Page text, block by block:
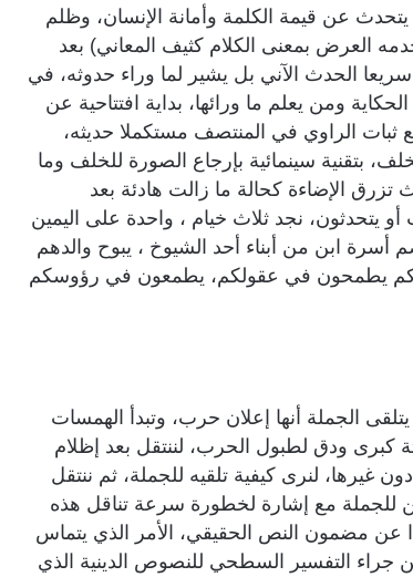
عن قيمة الكلمة وأمانة الإنسان، وظلم
العرض بمعنى الكلام كثيف المعاني) بعد
سريعا الحدث الآني بل يشير لما وراء حدوثه، في
ومن يعلم ما ورائها، بداية افتتاحية عن
ثبات الراوي في المنتصف مستكملا حديثه،
بتقنية سينمائية بإرجاع الصورة للخلف وما
الإضاءة كحالة ما زالت هادئة بعد
يتحدثون، نجد ثلاث خيام ، واحدة على اليمين
ابن من أبناء أحد الشيوخ ، يبوح والدهم
يطمحون في عقولكم، يطمعون في رؤوسكم
يتلقى الجملة أنها إعلان حرب، وتبدأ الهمسات
كبرى ودق لطبول الحرب، لننتقل بعد إظلام
غيرها، لنرى كيفية تلقيه للجملة، ثم ننتقل
للجملة مع إشارة لخطورة سرعة تناقل هذه
عن مضمون النص الحقيقي، الأمر الذي يتماس
جراء التفسير السطحي للنصوص الدينية الذي